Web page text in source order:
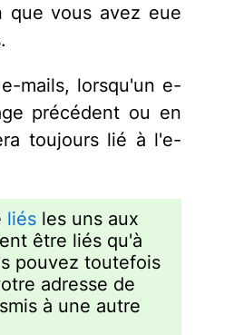
que vous avez eue
mails, lorsqu'un e-
précédent ou en
toujours lié à l'e-
liés les uns aux
être liés qu'à
pouvez toutefois
adresse de
à une autre